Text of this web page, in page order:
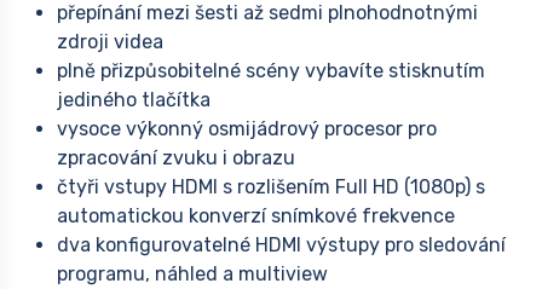
přepínání mezi šesti až sedmi plnohodnotnými
zdroji videa
plně přizpůsobitelné scény vybavíte stisknutím
jediného tlačítka
vysoce výkonný osmijádrový procesor pro
zpracování zvuku i obrazu
čtyři vstupy HDMI s rozlišením Full HD (1080p) s
automatickou konverzí snímkové frekvence
dva konfigurovatelné HDMI výstupy pro sledování
programu, náhled a multiview